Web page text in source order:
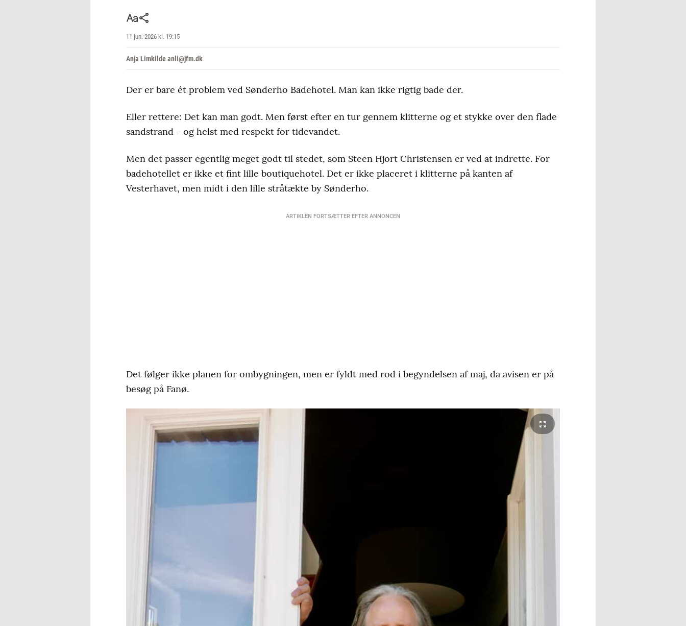
11 jun. 2026 kl. 19:15
Anja Limkilde anli@jfm.dk
Der er bare ét problem ved Sønderho Badehotel. Man kan ikke rigtig bade der.
Eller rettere: Det kan man godt. Men først efter en tur gennem klitterne og et stykke over den flade
sandstrand - og helst med respekt for tidevandet.
Men det passer egentlig meget godt til stedet, som Steen Hjort Christensen er ved at indrette. For
badehotellet er ikke et fint lille boutiquehotel. Det er ikke placeret i klitterne på kanten af
Vesterhavet, men midt i den lille stråtækte by Sønderho.
ARTIKLEN FORTSÆTTER EFTER ANNONCEN
Det følger ikke planen for ombygningen, men er fyldt med rod i begyndelsen af maj, da avisen er på
besøg på Fanø.